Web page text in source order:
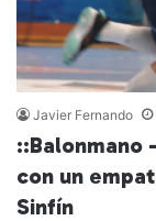
Javier Fernando
::Balonmano
con un
Sinfín